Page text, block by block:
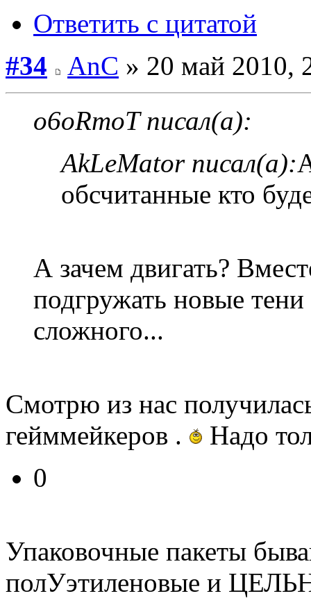
Ответить с цитатой
#34
AnC » 20 май 2010,
o6oRmoT писал(а):
AkLeMator писал(а):
обсчитанные кто
А зачем двигать?
подгружать новые
сложного...
Смотрю из нас
гейммейкеров .
Надо
0
Упаковочные пакеты
полУэтиленовые и